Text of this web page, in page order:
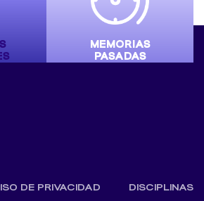
MEMORIAS
PASADAS
DE PRIVACIDAD DISCIPLINAS